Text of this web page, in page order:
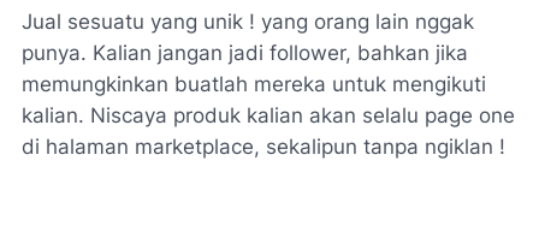
Jual sesuatu yang unik ! yang orang lain nggak
punya. Kalian jangan jadi follower, bahkan jika
memungkinkan buatlah mereka untuk mengikuti
kalian. Niscaya produk kalian akan selalu page one
di halaman marketplace, sekalipun tanpa ngiklan !